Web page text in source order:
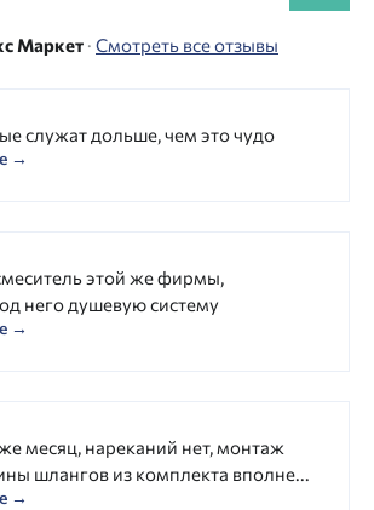
Маркет · Смотреть все отзывы
служат дольше, чем это чудо
→
этой же фирмы,
него душевую систему
→
месяц, нареканий нет, монтаж
шлангов из комплекта вполне...
→